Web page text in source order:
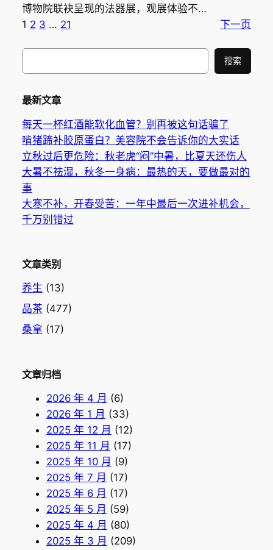
博物院联袂呈现的法器展，观展体验不…
1 2 3 … 21 下一页
搜
搜索
最新文章
每天一杯红酒能软化血管？别再被这句话骗了
啃猪蹄补胶原蛋白？美容院不会告诉你的大实话
立秋过后更危险：秋老虎“闷”中暑，比夏天还伤人
大暑不祛湿，秋冬一身病：最热的天，要做最对的
事
大寒不补，开春受苦：一年中最后一次进补机会，
千万别错过
文章类别
养生 (13)
品茶 (477)
桑拿 (17)
文章归档
2026 年 4 月 (6)
2026 年 1 月 (33)
2025 年 12 月 (12)
2025 年 11 月 (17)
2025 年 10 月 (9)
2025 年 7 月 (17)
2025 年 6 月 (17)
2025 年 5 月 (59)
2025 年 4 月 (80)
2025 年 3 月 (209)